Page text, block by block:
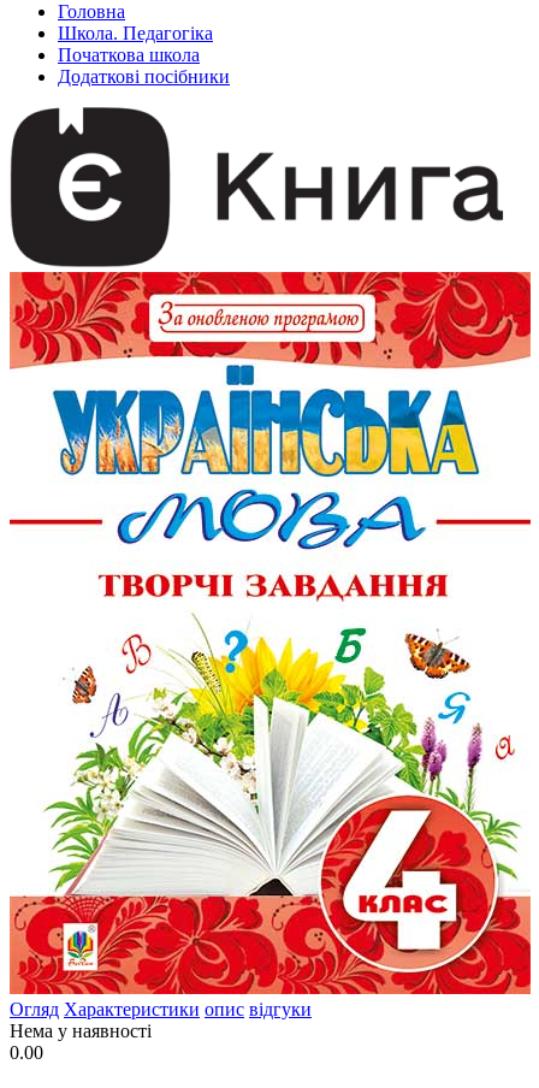
Головна
Школа. Педагогіка
Початкова школа
Додаткові посібники
Огляд Характеристики опис відгуки
Нема у наявності
0.00